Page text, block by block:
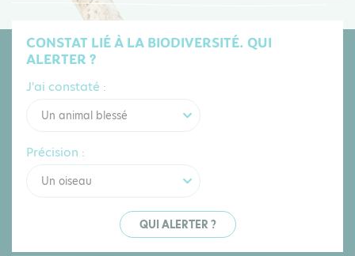
CONSTAT LIÉ À LA BIODIVERSITÉ. QUI
ALERTER ?
J'ai constaté :
Un animal blessé
Précision :
Un oiseau
QUI ALERTER ?